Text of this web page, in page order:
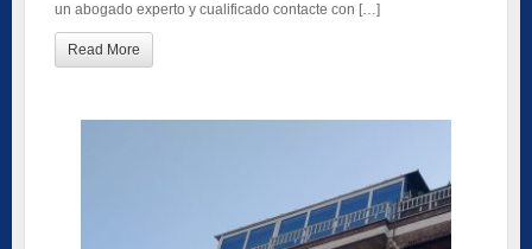
un abogado experto y cualificado contacte con […]
Read More